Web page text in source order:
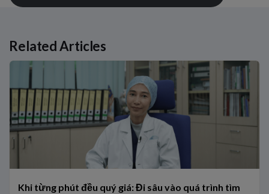
Related Articles
Related Links
Khi từng phút đều quý giá: Đi sâu vào quá trình tìm kiếm phương
Bước tiến vượt bậc trong việc giảm 70-80% tỷ lệ tái nhập viện
Quản lý bệnh tim mạch (CVD) ở bệnh nhân đái tháo đường
BNP so với NT-proBNP: Quan điểm từ chuyên gia
Khi từng phút đều quý giá: Đi sâu vào quá trình tìm